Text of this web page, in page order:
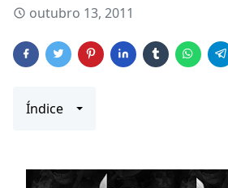
outubro 13, 2011
Índice